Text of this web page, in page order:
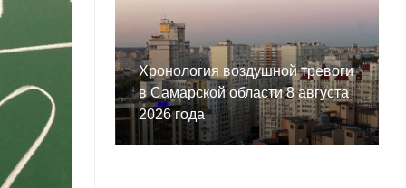
Хронология воздушной тревоги
в Самарской области 8 августа
2026 года